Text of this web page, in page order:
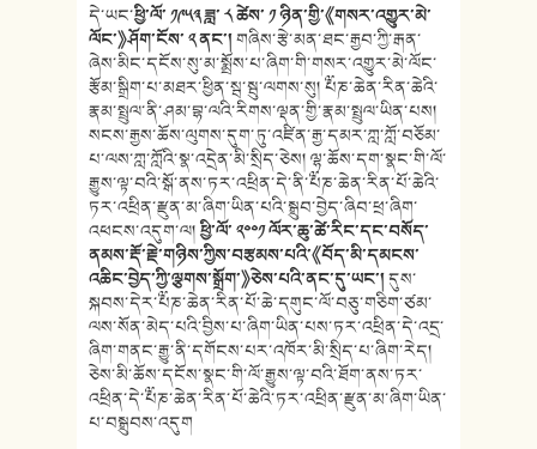
དེ་ཡང་ཕྱི་ལོ་ ༡༩༥༣ ཟླ་ ༨ ཚེས་ ༡ ཉིན་གྱི་《གསར་འགྱུར་མེ་
ལོང་》ཤོག་ངོས་ ༢ ནང་།གཞིས་རྩེ་མན་ཐང་རྒྱབ་ཀྱི་རྒན་
ཞེས་མིང་དངོས་སུ་མ་སྨྲོས་པ་ཞིག་གི་གསར་འགྱུར་མེ་ལོང་
རྩོམ་སྒྲིག་པ་མཐར་ཕྱིན་སྦ་སྦུ་ལགས་སུ། ༸པཎ་ཆེན་རིན་ཆེའི་
རྣམ་སྤྲུལ་ནི་ཤམ་བྷ་ལའི་རིགས་ལྡན་གྱི་རྣམ་སྤྲུལ་ཡིན་པས།
སངས་རྒྱས་ཆོས་ལུགས་དུག་ཏུ་འཛིན་རྒྱ་དམར་ཀླ་ཀློ་བཅོམ་
པ་ལས་ཀླ་ཀློའི་སྣ་འདྲེན་མི་སྲིད་ཅེས། ལྷ་ཆོས་དག་སྣང་གི་ལོ་
རྒྱུས་ལྟ་བའི་སྒོ་ནས་ཏར་འཕྲིན་དེ་ནི་༸པཎ་ཆེན་རིན་པོ་ཆེའི་
ཏར་འཕྲིན་རྫུན་མ་ཞིག་ཡིན་པའི་སྒྲུབ་བྱེད་ཞིབ་ཕྲ་ཞིག་
འཕངས་འདུག་ལ།ཕྱི་ལོ་ ༢༠༠༡ ལོར་ཆུ་ཚེ་རིང་དང་བསོད་
ནམས་རྡོ་རྗེ་གཉིས་ཀྱིས་བརྩམས་པའི་《བོད་མི་དམངས་
འཆིང་བྱེད་ཀྱི་ལྕགས་སྒྲོག་》ཅེས་པའི་ནང་དུ་ཡང་།དུས་
སྐབས་དེར་༸པཎ་ཆེན་རིན་པོ་ཆེ་དགུང་ལོ་བཅུ་གཅིག་ཙམ་
ལས་སོན་མེད་པའི་བྱིས་པ་ཞིག་ཡིན་པས་ཏར་འཕྲིན་དེ་འདྲ་
ཞིག་གནང་རྒྱུ་ནི་དགོངས་པར་འཁོར་མི་སྲིད་པ་ཞིག་རེད།
ཅེས་མི་ཆོས་དངོས་སྣང་གི་ལོ་རྒྱུས་ལྟ་བའི་ཐོག་ནས་ཏར་
འཕྲིན་དེ་༸པཎ་ཆེན་རིན་པོ་ཆེའི་ཏར་འཕྲིན་རྫུན་མ་ཞིག་ཡིན་
པ་བསྒྲུབས་འདུག